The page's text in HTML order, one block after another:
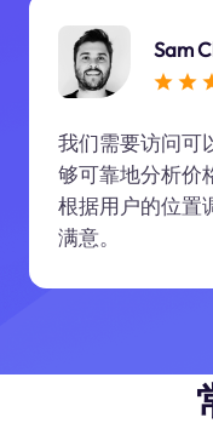
Sam
我们需要访问可
够可靠地分析价
根据用户的位置
满意。